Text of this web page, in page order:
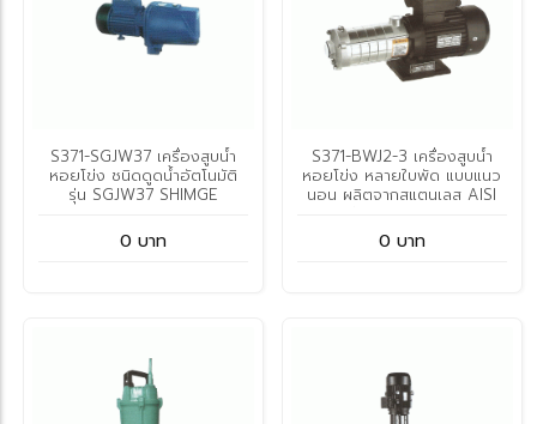
S371-SGJW37 เครื่องสูบน้ำ
หอยโข่ง ชนิดดูดน้ำอัตโนมัติ
รุ่น SGJW37 SHIMGE
0 บาท
S371-BWJ2-3 เครื่องสูบน้ำ
หอยโข่ง หลายใบพัด แบบแนว
นอน ผลิตจากสแตนเลส AISI
0 บาท